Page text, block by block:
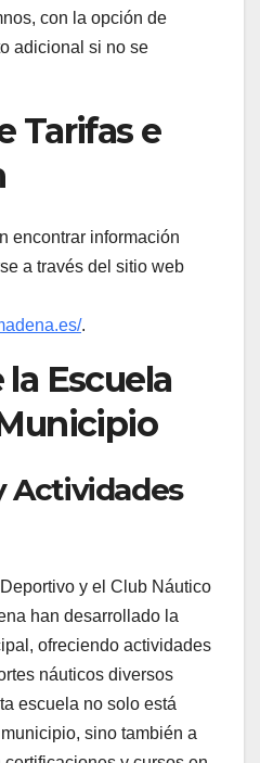
con la opción de
adicional si no se
Tarifas e
encontrar información
a través del sitio web
.
Escuela
Actividades
y el Club Náutico
han desarrollado la
ofreciendo actividades
náuticos diversos
escuela no solo está
sino también a